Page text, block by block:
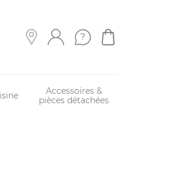
Accessoires &
pièces détachées